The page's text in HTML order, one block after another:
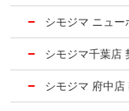
シモジマ千葉店
シモジマ 府中